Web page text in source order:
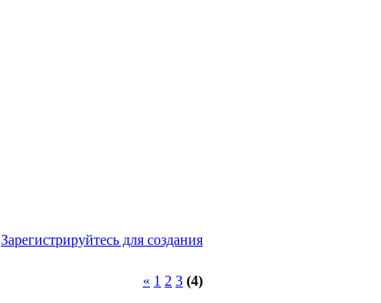
Зарегистрируйтесь для создания
« 1 2 3 (4)